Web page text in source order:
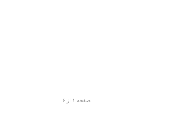
صفحه ۱ از ۶